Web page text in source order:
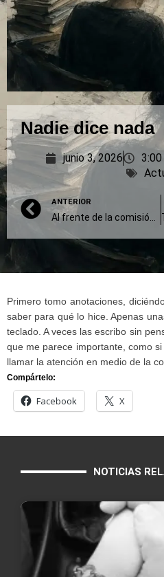
Nadie dice nada
junio 3, 2026 3:00
ANTERIOR
Primero tomo anotaciones,
saber para qué lo hice. Apenas
teclado. A veces las escribo sin
que me parece importante, como
llamar la atención en medio de la
Compártelo:
Facebook X
NOTICIAS